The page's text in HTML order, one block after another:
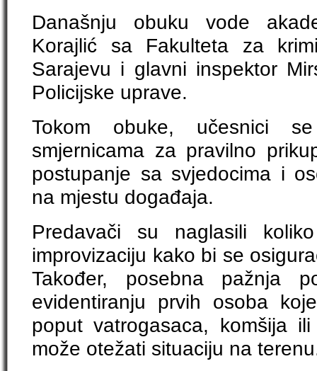
Današnju obuku vode
Korajlić sa Fakulteta za
Sarajevu i glavni inspektor
Policijske uprave.
Tokom obuke, učesnici
smjernicama za pravilno
postupanje sa svjedocima i
na mjestu događaja.
Predavači su naglasili
improvizaciju kako bi se
Također, posebna pažnja
evidentiranju prvih osoba
poput vatrogasaca, komšija
može otežati situaciju na